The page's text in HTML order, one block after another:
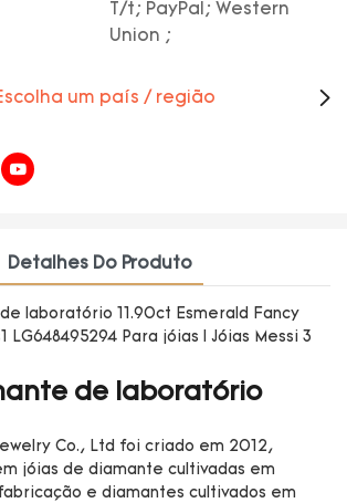
T/t; PayPal; Western
Union ;
um país / região
Detalhes Do Produto
de laboratório
Co., Ltd foi criado em 2012,
jóias de diamante cultivadas em
e diamantes cultivados em